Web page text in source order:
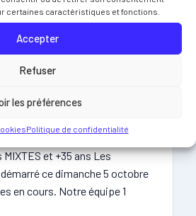
certaines caractéristiques et fonctions.
Accepter
Refuser
les préférences
Politique de confidentialité
apprecier
CLUB09 OCT 2025
MIXTES et +35 ans
et +35 ans Les
ce dimanche 5 octobre
en cours. Notre équipe 1